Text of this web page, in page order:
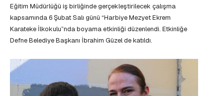
Eğitim Müdürlüğü iş birliğinde gerçekleştirilecek çalışma
kapsamında 6 Şubat Salı günü “Harbiye Mezyet Ekrem
Karateke İlkokulu”nda boyama etkinliği düzenlendi. Etkinliğe
Defne Belediye Başkanı İbrahim Güzel de katıldı.